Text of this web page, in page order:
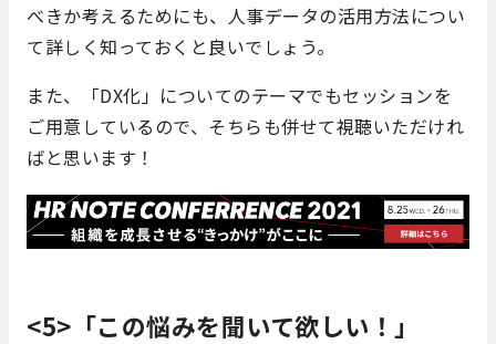
べきか考えるためにも、人事データの活用方法につい
て詳しく知っておくと良いでしょう。
また、「DX化」についてのテーマでもセッションを
ご用意しているので、そちらも併せて視聴いただけれ
ばと思います！
<5>「この悩みを聞いて欲しい！」